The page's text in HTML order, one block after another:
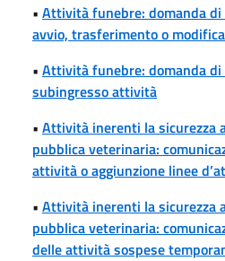
• Attività funebre: domanda di
avvio, trasferimento o
• Attività funebre: domanda di
subingresso attività
• Attività inerenti la sicurezza
pubblica veterinaria:
attività o aggiunzione linee
• Attività inerenti la sicurezza
pubblica veterinaria:
delle attività sospese